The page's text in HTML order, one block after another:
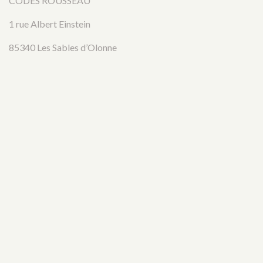
1 rue Albert Einstein
85340 Les Sables d’Olonne